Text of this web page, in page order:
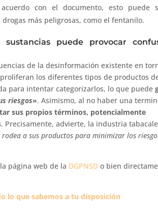
con el documento, esto puede
más peligrosas, como el fentanilo.
puede provocar
de la desinformación existente en
los diferentes tipos de productos
para intentar categorizarlos, lo que puede
riesgos». Asimismo, al no haber una
sus propios términos, potencialmente
. Precisamente, advierte, la industria
a sus productos para minimizar los
página web de la DGPNSD o bien
lo que sabemos a tu disposición